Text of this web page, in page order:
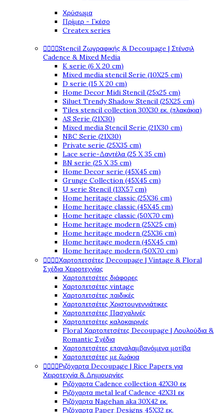
Χρύσωμα
Πρίμερ - Γκέσο
Createx series
Stencil Ζωγραφικής & Decoupage | Στένσιλ
Cadence & Mixed Media
K serie (6 X 20 cm)
Mixed media stencil Serie (10X25 cm)
D serie (15 X 20 cm)
Home Decor Midi Stencil (25x25 cm)
Siluet Trendy Shadow Stencil (25X25 cm)
Tiles stencil collection 30X30 εκ. (πλακάκια)
AS Serie (21X30)
Mixed media Stencil Serie (21X30 cm)
NBC Serie (21X30)
Private serie (25X35 cm)
Lace serie-Δαντέλα (25 X 35 cm)
BN serie (25 X 35 cm)
Home Decor serie (45X45 cm)
Grunge Collection (45X45 cm)
U serie Stencil (13X57 cm)
Home heritage classic (25X36 cm)
Home heritage classic (45X45 cm)
Home heritage classic (50X70 cm)
Home heritage modern (25X25 cm)
Home heritage modern (25X36 cm)
Home heritage modern (45X45 cm)
Home heritage modern (50X70 cm)
Χαρτοπετσέτες Decoupage | Vintage & Floral
Σχέδια Χειροτεχνίας
Χαρτοπετσέτες διάφορες
Χαρτοπετσέτες vintage
Χαρτοπετσέτες παιδικές
Χαρτοπετσέτες Χριστουγεννιάτικες
Χαρτοπετσέτες Πασχαλινές
Χαρτοπετσέτες καλοκαιρινές
Floral Χαρτοπετσέτες Decoupage | Λουλούδια &
Romantic Σχέδια
Χαρτοπετσέτες επαναλαμβανόμενα μοτίβα
Χαρτοπετσέτες με ζωάκια
Ριζόχαρτα Decoupage | Rice Papers για
Χειροτεχνία & Δημιουργίες
Ριζόχαρτα Cadence collection 42X30 εκ
Ριζόχαρτα metal leaf Cadence 42X31 εκ
Ριζόχαρτα Nagehan aka 30X42 εκ.
Ριζόχαρτα Paper Designs 45X32 εκ.